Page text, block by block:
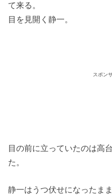
て来る。
目を見開く静一。
スポン
目の前に立っていたのは高
た。
静一はうつ伏せになったま